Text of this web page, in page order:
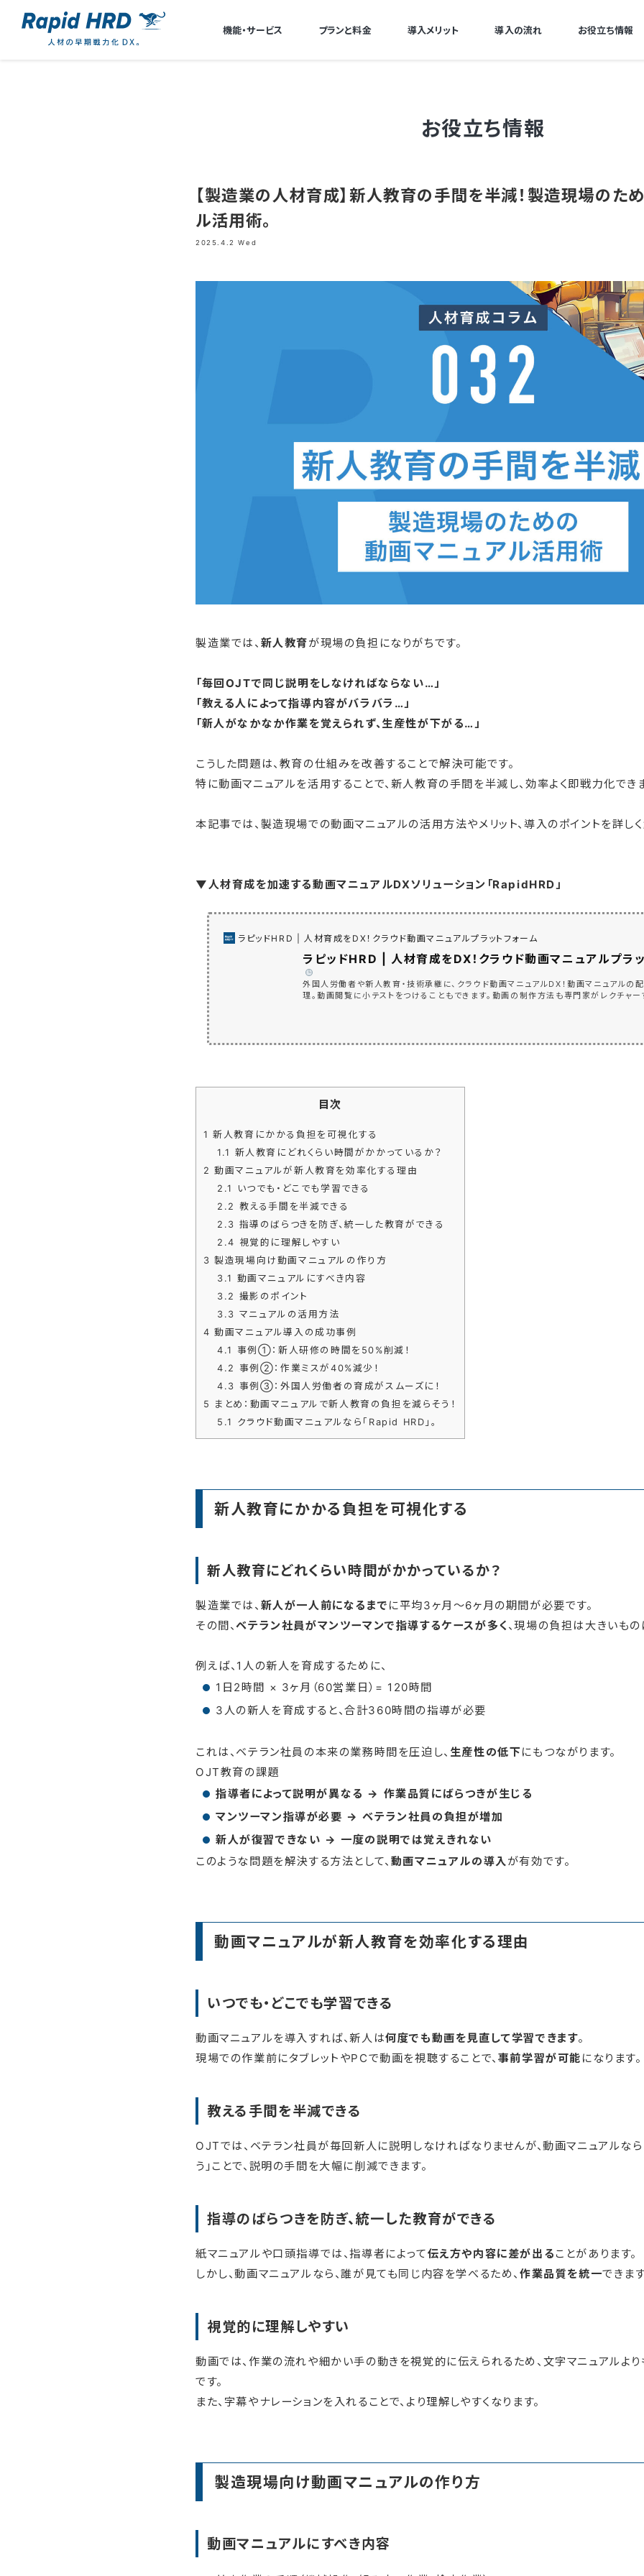
機能・サービス プランと料金 導入メリット 導入の流れ お役立ち情報
お役立ち情報
【製造業の人材育成】新人教育の手間を半減！製造現場のた
ル活用術。
2025.4.2 Wed
製造業では、 新人教育が現場の負担になりがちです。
「毎回OJTで同じ説明をしなければならない…」
「教える人によって指導内容がバラバラ…」
「新人がなかなか作業を覚えられず、生産性が下がる…」
こうした問題は、教育の仕組みを改善することで解決可能です。
特に動画マニュアルを活用することで、新人教育の手間を半減し、効率よく即戦力化できま
本記事では、製造現場での動画マニュアルの活用方法やメリット、導入のポイントを詳しく
▼人材育成を加速する動画マニュアルDXソリューション「RapidHRD」
ラピッドHRD | 人材育成をDX！クラウド動画マニュアルプラットフォーム
ラピッドHRD | 人材育成をDX！クラウド動画マニュアルプラ
外国人労働者や新人教育・技術承継に、クラウド動画マニュアルDX！動画マニュアルの
理。動画閲覧に小テストをつけることもできます。動画の制作方法も専門家がレクチャー
目次
1 新人教育にかかる負担を可視化する
1.1 新人教育にどれくらい時間がかかっているか？
2 動画マニュアルが新人教育を効率化する理由
2.1
いつでも・どこでも学習できる
2.2 教える手間を半減できる
2.3 指導のばらつきを防ぎ、統一した教育ができる
2.4 視覚的に理解しやすい
3 製造現場向け動画マニュアルの作り方
3.1 動画マニュアルにすべき内容
3.2 撮影のポイント
3.3 マニュアルの活用方法
4 動画マニュアル導入の成功事例
4.1
事例①：新人研修の時間を50%削減！
4.2
事例②：作業ミスが40%減少！
4.3 事例③：外国人労働者の育成がスムーズに！
5
まとめ：動画マニュアルで新人教育の負担を減らそう！
5.1
クラウド動画マニュアルなら「Rapid HRD」。
新人教育にかかる負担を可視化する
新人教育にどれくらい時間がかかっているか？
製造業では、 新人が一人前になるまで に平均3ヶ月〜6ヶ月の期間が必要です。
その間、ベテラン社員がマンツーマンで指導するケースが多く、現場の負担は大きいもの
例えば、1人の新人を育成するために、
1日2時間 × 3ヶ月（60営業日）= 120時間
3人の新人を育成すると、合計360時間の指導が必要
これは、ベテラン社員の本来の業務時間を圧迫し、 生産性の低下にもつながります。
OJT教育の課題
指導者によって説明が異なる → 作業品質にばらつきが生じる
マンツーマン指導が必要 → ベテラン社員の負担が増加
新人が復習できない → 一度の説明では覚えきれない
このような問題を解決する方法として、 動画マニュアルの導入が有効です。
動画マニュアルが新人教育を効率化する理由
いつでも・どこでも学習できる
動画マニュアルを導入すれば、新人は何度でも動画を見直して学習できます。
現場での作業前にタブレットやPCで動画を視聴することで、 事前学習が可能 になります。
教える手間を半減できる
OJTでは、ベテラン社員が毎回新人に説明しなければなりませんが、動画マニュアルな
う」ことで、説明の手間を大幅に削減できます。
指導のばらつきを防ぎ、統一した教育ができる
紙マニュアルや口頭指導では、指導者によって伝え方や内容に差が出ることがあります。
しかし、動画マニュアルなら、誰が見ても同じ内容を学べるため、作業品質を統一できます
視覚的に理解しやすい
動画では、作業の流れや細かい手の動きを視覚的に伝えられるため、文字マニュアルよ
です。
また、字幕やナレーションを入れることで、より理解しやすくなります。
製造現場向け動画マニュアルの作り方
動画マニュアルにすべき内容